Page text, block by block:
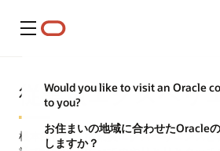
メニュー
Would you like to visit an Oracle
to you?
お住まいの地域に合わせたOracle
しますか？
従業員エクスペリ
根本的には、従業員エクスペリエンスと